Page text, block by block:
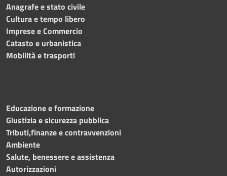
Anagrafe e stato civile
Cultura e tempo libero
Imprese e Commercio
Catasto e urbanistica
Mobilità e trasporti
Educazione e formazione
Giustizia e sicurezza pubblica
Tributi,finanze e contravvenzioni
Ambiente
Salute, benessere e assistenza
Autorizzazioni